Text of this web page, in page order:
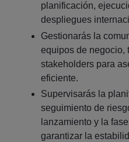
planificación,
despliegues
Gestionarás la
equipos de negocio,
stakeholders para
eficiente.
Supervisarás la
seguimiento de
lanzamiento y la
garantizar la